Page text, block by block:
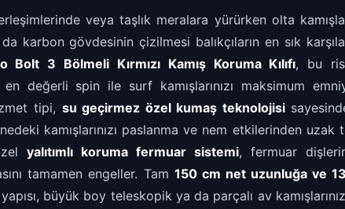
veya taşlık meralara yürürken olta
karbon gövdesinin çizilmesi balıkçıların en sık
Bolt 3 Bölmeli Kırmızı Kamış Koruma Kılıfı, bu
değerli spin ile surf kamışlarınızı maksimum
tipi, su geçirmez özel kumaş teknolojisi
kamışlarınızı paslanma ve nem etkilerinden uzak
yalıtımlı koruma fermuar sistemi, fermuar
tamamen engeller. Tam 150 cm net uzunluğa ve
büyük boy teleskopik ya da parçalı av